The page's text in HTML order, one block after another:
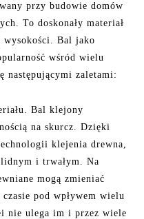
przy budowie domów
To doskonały materiał
wysokości. Bal jako
wśród wielu
następującymi zaletami:
Bal klejony
na skurcz. Dzięki
klejenia drewna,
i trwałym. Na
mogą zmieniać
pod wpływem wielu
nie ulega im i przez wiele